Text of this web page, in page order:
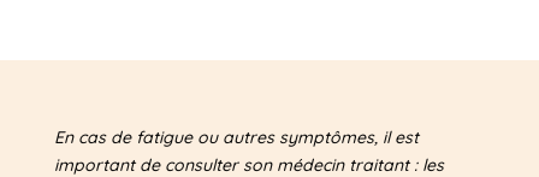
En cas de fatigue ou autres symptômes, il est
important de consulter son médecin traitant : les